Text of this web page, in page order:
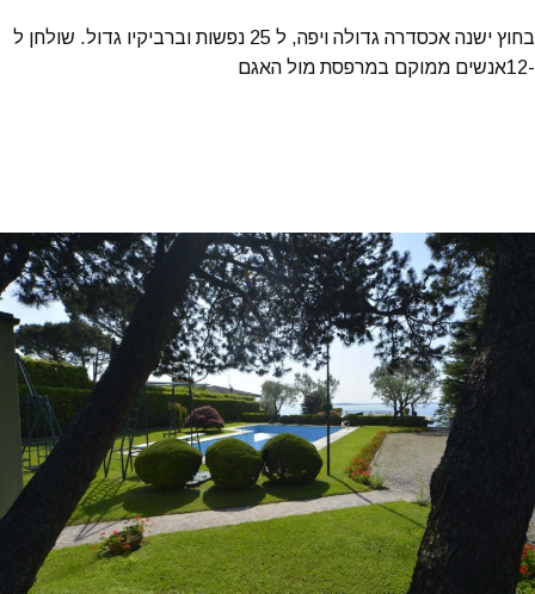
בחוץ ישנה אכסדרה גדולה ויפה, ל 25 נפשות וברביקיו גדול. שולחן ל
-12אנשים ממוקם במרפסת מול האגם